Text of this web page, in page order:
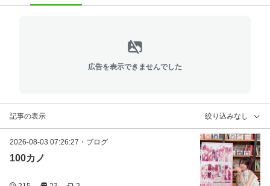
広告を表示できませんでした
記事の表示 絞り込みなし
2026-08-03 07:26:27 ・ ブログ
100カノ